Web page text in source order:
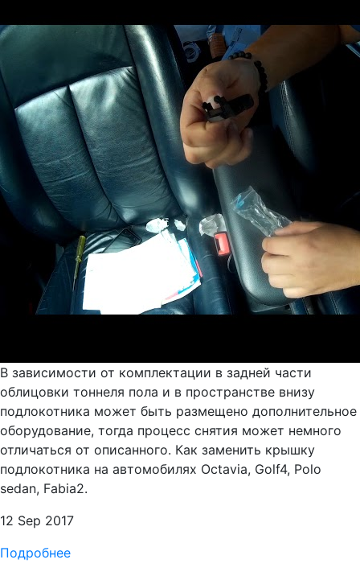
В зависимости от комплектации в задней части
облицовки тоннеля пола и в пространстве внизу
подлокотника может быть размещено дополнительное
оборудование, тогда процесс снятия может немного
отличаться от описанного. Как заменить крышку
подлокотника на автомобилях Octavia, Golf4, Polo
sedan, Fabia2.
12 Sep 2017
Подробнее